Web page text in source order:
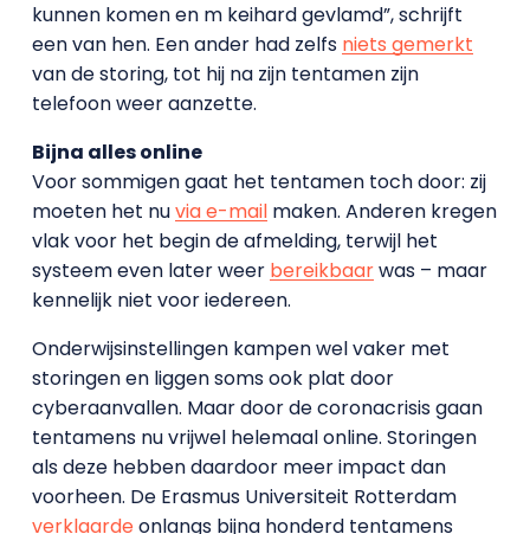
kunnen komen en m keihard gevlamd”, schrijft
een van hen. Een ander had zelfs niets gemerkt
van de storing, tot hij na zijn tentamen zijn
telefoon weer aanzette.
Bijna alles online
Voor sommigen gaat het tentamen toch door: zij
moeten het nuvia e-mailmaken. Anderen kregen
vlak voor het begin de afmelding, terwijl het
systeem even later weer bereikbaarwas – maar
kennelijk niet voor iedereen.
Onderwijsinstellingen kampen wel vaker met
storingen en liggen soms ook plat door
cyberaanvallen. Maar door de coronacrisis gaan
tentamens nu vrijwel helemaal online. Storingen
als deze hebben daardoor meer impact dan
voorheen. De Erasmus Universiteit Rotterdam
verklaardeonlangs bijna honderd tentamens